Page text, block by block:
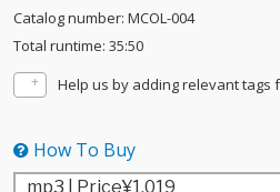
Catalog number: MCOL-004
Total runtime: 35:50
Help us by adding relevant tags
How To Buy